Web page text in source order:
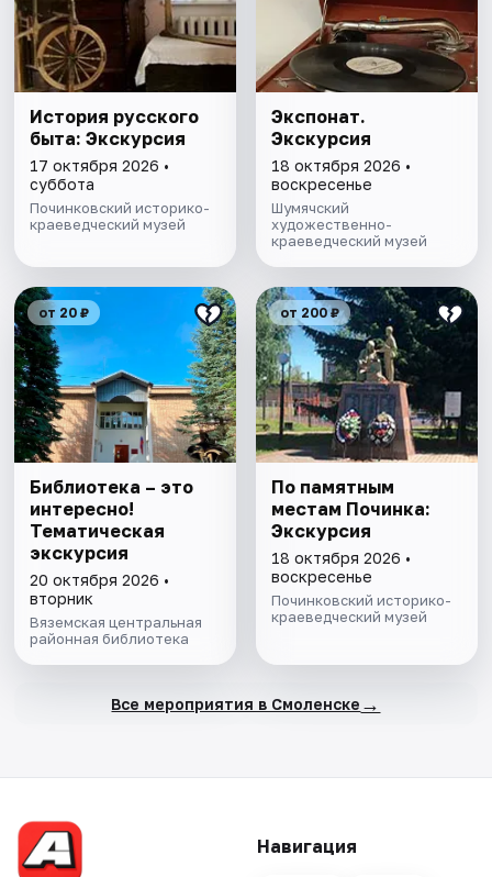
История русского
быта: Экскурсия
17 октября 2026 •
суббота
Починковский историко-
краеведческий музей
Экспонат.
Экскурсия
18 октября 2026 •
воскресенье
Шумячский
художественно-
краеведческий музей
от 20 ₽
Библиотека – это
интересно!
Тематическая
экскурсия
20 октября 2026 •
вторник
Вяземская центральная
районная библиотека
от 200 ₽
По памятным
местам Починка:
Экскурсия
18 октября 2026 •
воскресенье
Починковский историко-
краеведческий музей
Все мероприятия в Смоленске →
Навигация